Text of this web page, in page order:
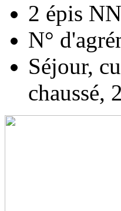
2 épis
N°
Séjour,
chaussé,